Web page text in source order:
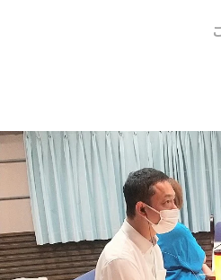
トピックス
TBS Podcast
お知らせ
イベント・グッズ
YouTube
会社情報